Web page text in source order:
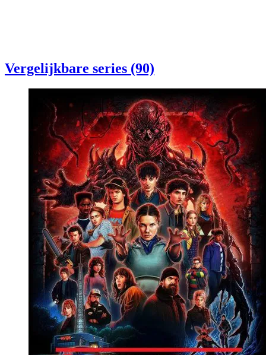
Vergelijkbare series (90)